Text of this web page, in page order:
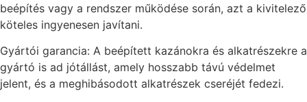
beépítés vagy a rendszer működése során, azt a kivitelező
köteles ingyenesen javítani.
Gyártói garancia: A beépített kazánokra és alkatrészekre a
gyártó is ad jótállást, amely hosszabb távú védelmet
jelent, és a meghibásodott alkatrészek cseréjét fedezi.